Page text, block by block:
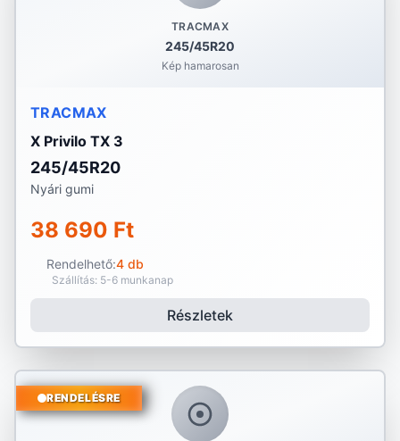
TRACMAX
245/45R20
Kép hamarosan
TRACMAX
X Privilo TX 3
245/45R20
Nyári gumi
38 690 Ft
Rendelhető:4 db
Szállítás: 5-6 munkanap
Részletek
RENDELÉSRE